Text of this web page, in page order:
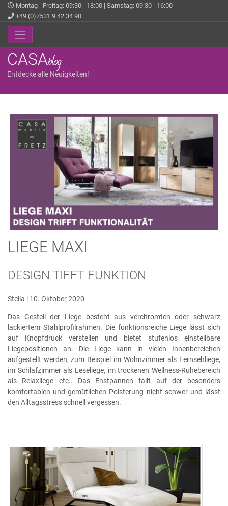
Montag - Freitag: 09:30 - 18:00 | Samstag: 09:30 - 16:00
+49 (0)7531 9 42 34 90
CASAblog
Entdecke alle Neuigkeiten!
LIEGE MAXI
DESIGN TIFFT FUNKTION
Stella | 10. Oktober 2020
Das Gestell der Liege besteht aus verchromten oder schwarz
lackiertem Stahlprofilrahmen. Die funktionsreiche Liege lässt sich
auf Knopfdruck verstellen und bietet stufenlos einstellbare
Liegepositionen an. Die Liege kann in vielen Innenbereichen
aufgestellt werden, zum Beispiel im Wohnzimmer als Fernsehliege,
im Schlafzimmer als Leseliege, im trockenen Wellness-Ruhebereich
als Relaxliege etc.. Das Enstpannen fällt auf der besonders
komfortablen und gemütlichen Polsterung nicht schwer und lässt
den Alltagsstress schnell vergessen.